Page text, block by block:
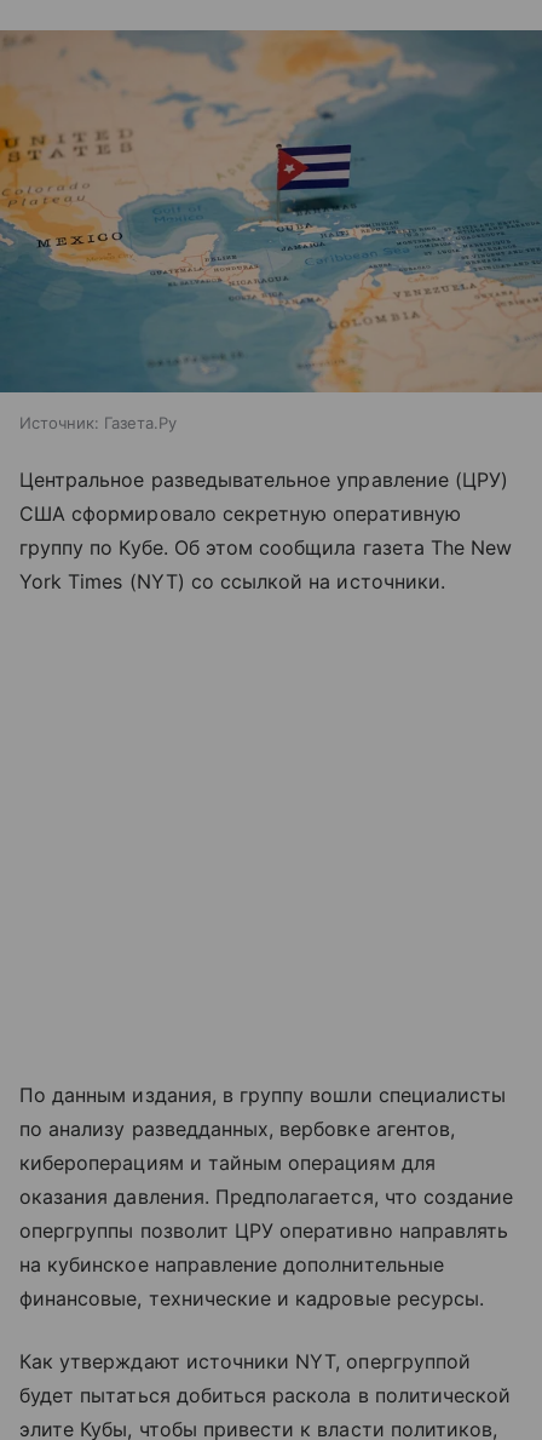
Источник: Газета.Ру
Центральное разведывательное управление (ЦРУ)
США сформировало секретную оперативную
группу по Кубе. Об этом сообщила газета The New
York Times (NYT) со ссылкой на источники.
По данным издания, в группу вошли специалисты
по анализу разведданных, вербовке агентов,
кибероперациям и тайным операциям для
оказания давления. Предполагается, что создание
опергруппы позволит ЦРУ оперативно направлять
на кубинское направление дополнительные
финансовые, технические и кадровые ресурсы.
Как утверждают источники NYT, опергруппой
будет пытаться добиться раскола в политической
элите Кубы, чтобы привести к власти политиков,